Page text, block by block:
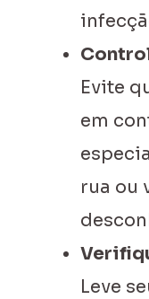
Evite
em
rua ou
Leve